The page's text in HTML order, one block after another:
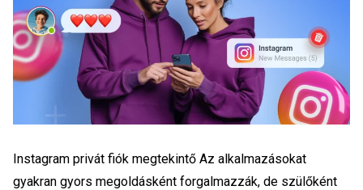
Instagram privát fiók megtekintő Az alkalmazásokat
gyakran gyors megoldásként forgalmazzák, de szülőként